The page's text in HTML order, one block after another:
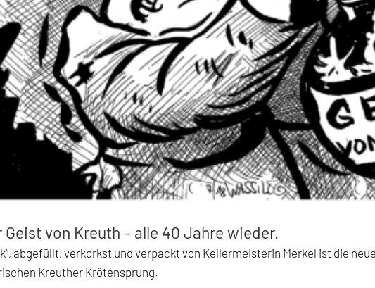
Geist von Kreuth – alle 40 Jahre wieder.
abgefüllt, verkorkst und verpackt von Kellermeisterin Merkel ist die
Kreuther Krötensprung.